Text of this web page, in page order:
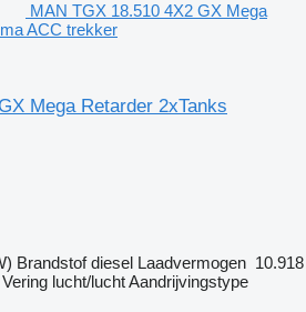
MAN TGX 18.510 4X2 GX Mega
ACC trekker
Mega Retarder 2xTanks
Brandstof diesel Laadvermogen 10.918
Vering lucht/luchtAandrijvingstype